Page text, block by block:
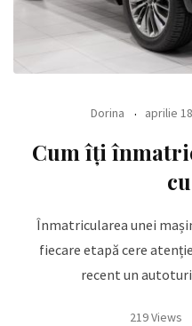
Dorina aprilie
Cum îți
Înmatricularea unei
fiecare etapă cere
recent un
219 Views